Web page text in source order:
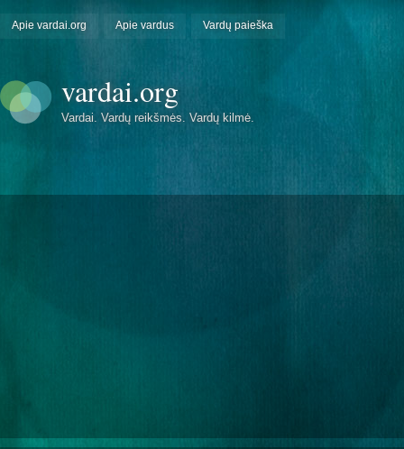
Apie vardai.org Apie vardus Vardų paieška
vardai.org
Vardai. Vardų reikšmės. Vardų kilmė.